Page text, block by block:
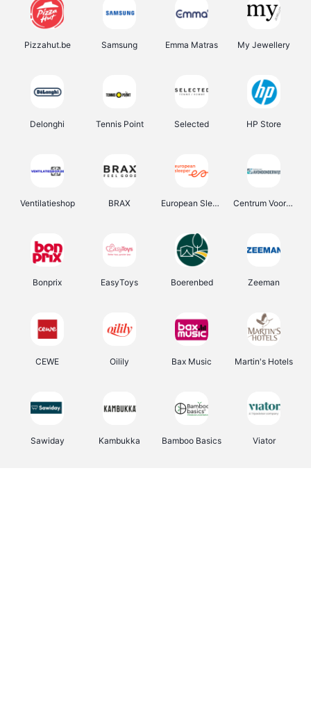
Pizzahut.be Samsung Emma Matras My Jewellery
Delonghi Tennis Point Selected HP Store
Ventilatieshop BRAX European Sleeper Centrum Voor Avondonderwijs
Bonprix EasyToys Boerenbed Zeeman
CEWE Oilily Bax Music Martin's Hotels
Sawiday Kambukka Bamboo Basics Viator